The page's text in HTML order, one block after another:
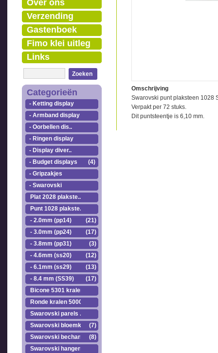
Over ons
Verzending
Gastenboek
Fimo klei uitleg
Links
Zoeken
Categorieën
- Ketting display
- Armband display
- Oorbellen dis..
- Ringen display
- Display diver..
- Budget displays
(4)
- Gripzakjes
- Swarovski
Plat 2028 plakste..
Punt 1028 plakste..
- 2.0mm (pp14)
(21)
- 3.0mm (pp24)
(17)
- 3.8mm (pp31)
(3)
- 4.6mm (ss20)
(12)
- 6.1mm (ss29)
(13)
- 8.4 mm (SS39)
(17)
Bicone 5301 kralen.
Ronde kralen 5000
Swarovski parels ..
Swarovski bloemkr..
(7)
Swarovski becharmed(8)
Swarovski hangers
Omschrijving
Swarovski punt plaksteen 1028
Verpakt per 72 stuks.
Dit puntsteentje is 6,10 mm.